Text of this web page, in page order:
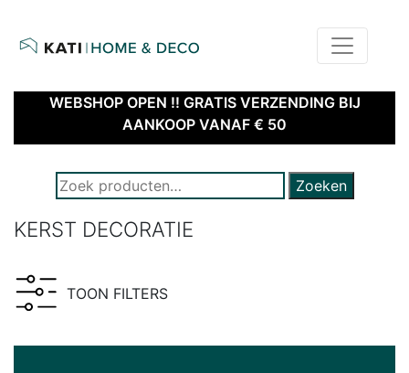
homekati – home & deco | webshop
WEBSHOP OPEN !! GRATIS VERZENDING BIJ
AANKOOP VANAF € 50
ZOEK NAAR PRODUCTEN: Zoeken
KERST DECORATIE
TOON FILTERS